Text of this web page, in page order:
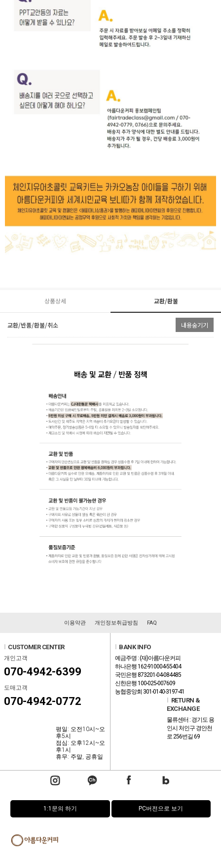
상품상세 교환/환불
교환/반품/환불/취소 내용숨기기
이용약관 개인정보취급방침 FAQ
CUSTOMER CENTER
개인고객
070-4942-6399
도매고객
070-4942-0772
평일: 오전10시~오
후5시
점심: 오후12시~오
후1시
휴무: 주말, 공휴일
BANK INFO
예금주명 : (재)아름다운커피
하나은행 162-910004-55404
국민은행 873201-04-084485
신한은행 100-025-007609
농협중앙회 301-0140-3197-41
RETURN &
EXCHANGE
물류센터 : 경기도 용
인시 처인구 경안천
로 256번길 69
1:1문의 하기 PC버전으로 보기